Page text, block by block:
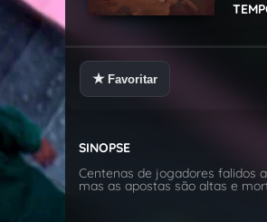
★Favoritar
SINOPSE
Centenas de jogadores falidos
mas as apostas são altas e